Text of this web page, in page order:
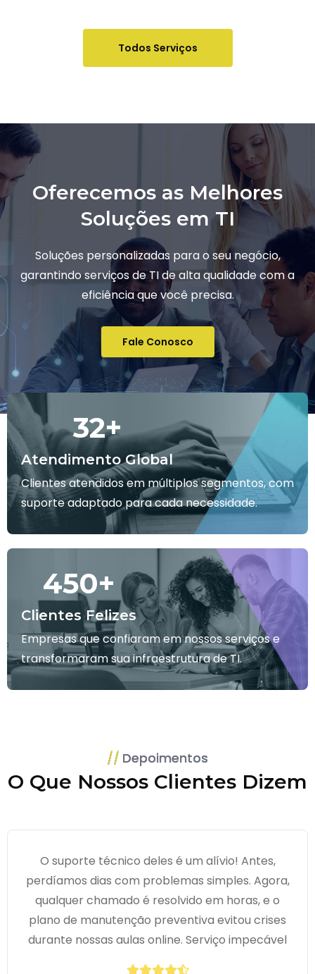
Todos Serviços
Oferecemos as Melhores
Soluções em TI
Soluções personalizadas para o seu negócio,
garantindo serviços de TI de alta qualidade com a
eficiência que você precisa.
Fale Conosco
Atendimento Global
32+
Clientes atendidos em múltiplos segmentos, com
suporte adaptado para cada necessidade.
Clientes Felizes
450+
Empresas que confiaram em nossos serviços e
transformaram sua infraestrutura de TI.
Depoimentos
O Que Nossos Clientes Dizem
O suporte técnico deles é um alívio! Antes,
perdíamos dias com problemas simples. Agora,
qualquer chamado é resolvido em horas, e o
plano de manutenção preventiva evitou crises
durante nossas aulas online. Serviço impecável